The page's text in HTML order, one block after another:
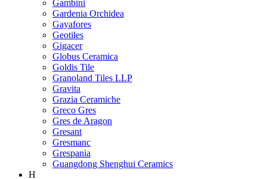
Gambini
Gardenia Orchidea
Gayafores
Geotiles
Gigacer
Globus Ceramica
Goldis Tile
Granoland Tiles LLP
Gravita
Grazia Ceramiche
Greco Gres
Gres de Aragon
Gresant
Gresmanc
Grespania
Guangdong Shenghui Ceramics
H